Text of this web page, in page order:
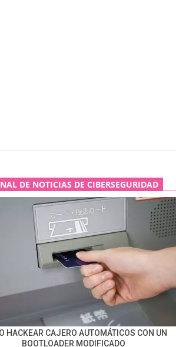
DE NOTICIAS DE CIBERSEGURIDAD
HACKEAR CAJERO AUTOMÁTICOS CON UN
BOOTLOADER MODIFICADO